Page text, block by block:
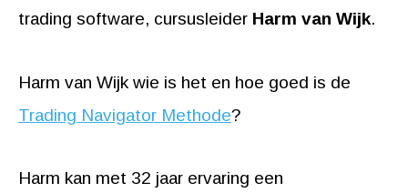
trading software, cursusleider Harm van Wijk.
Harm van Wijk wie is het en hoe goed is de
Trading Navigator Methode?
Harm kan met 32 jaar ervaring een